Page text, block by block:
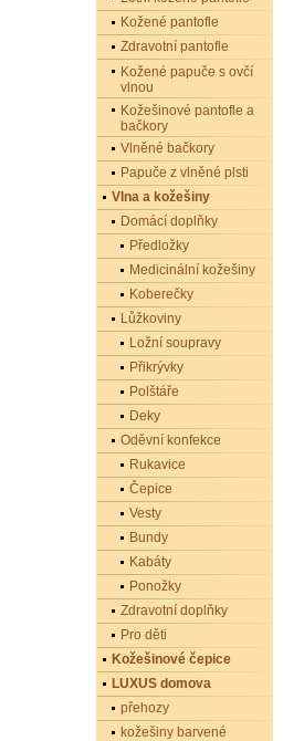
Kožené pantofle
Zdravotní pantofle
Kožené papuče s ovčí
vlnou
Kožešinové pantofle a
bačkory
Vlněné bačkory
Papuče z vlněné plsti
Vlna a kožešiny
Domácí doplňky
Předložky
Medicinální kožešiny
Koberečky
Lůžkoviny
Ložní soupravy
Přikrývky
Polštáře
Deky
Oděvní konfekce
Rukavice
Čepice
Vesty
Bundy
Kabáty
Ponožky
Zdravotní doplňky
Pro děti
Kožešinové čepice
LUXUS domova
přehozy
kožešiny barvené